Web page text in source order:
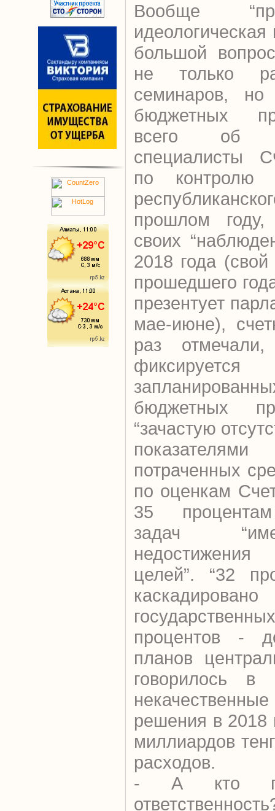
Вообще
идеологическая
большой
не только
семинаров,
бюджетных
всего об
специалисты
по контролю
прошлом году,
своих
2018 года
прошедшего
презентует
мае-июне),
раз
бюджетных
“зачастую
потраченных
по оценкам
35 процентам
задач
целей”. “32
процентов -
планов
говорилось в
решения в 2018
миллиардов
расходов.
- А кто